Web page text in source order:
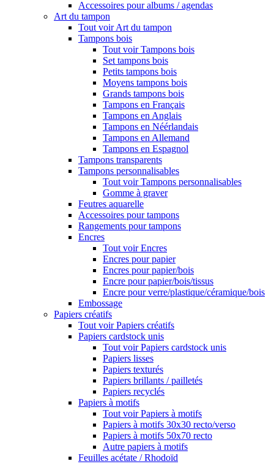
Accessoires pour albums / agendas
Art du tampon
Tout voir Art du tampon
Tampons bois
Tout voir Tampons bois
Set tampons bois
Petits tampons bois
Moyens tampons bois
Grands tampons bois
Tampons en Français
Tampons en Anglais
Tampons en Néérlandais
Tampons en Allemand
Tampons en Espagnol
Tampons transparents
Tampons personnalisables
Tout voir Tampons personnalisables
Gomme à graver
Feutres aquarelle
Accessoires pour tampons
Rangements pour tampons
Encres
Tout voir Encres
Encres pour papier
Encres pour papier/bois
Encre pour papier/bois/tissus
Encre pour verre/plastique/céramique/bois
Embossage
Papiers créatifs
Tout voir Papiers créatifs
Papiers cardstock unis
Tout voir Papiers cardstock unis
Papiers lisses
Papiers texturés
Papiers brillants / pailletés
Papiers recyclés
Papiers à motifs
Tout voir Papiers à motifs
Papiers à motifs 30x30 recto/verso
Papiers à motifs 50x70 recto
Autre papiers à motifs
Feuilles acétate / Rhodoïd